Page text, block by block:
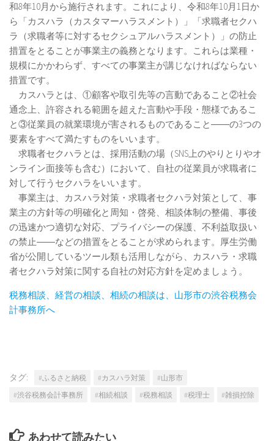
和8年10月から施行されます。これにより、令和8年10月1日か
ら「カスハラ（カスタマーハラスメント）」「求職者セクハ
ラ（求職者等に対するセクシュアルハラスメント）」の防止
措置をとることが事業主の義務となります。これらは業種・
規模にかかわらず、すべての事業主が講じなければならない
措置です。
カスハラとは、①顧客や取引先等の言動であること②社会
通念上、許容される範囲を超えた言動や手段・態様であるこ
と③従業員の就業環境が害されるものであること――の3つの
要素をすべて満たすものをいいます。
求職者セクハラとは、採用活動の場（SNS上のやりとりやオ
ンライン面接等も含む）において、自社の従業員が求職者に
対して行うセクハラをいいます。
事業主は、カスハラ対策・求職者セクハラ対策として、事
業主の方針等の明確化と周知・啓発、相談体制の整備、事後
の迅速かつ適切な対応、プライバシーの保護、不利益取扱い
の禁止――などの措置をとることが求められます。厚生労働
省が公開しているツール類も活用しながら、カスハラ・求職
者セクハラ対策に関する自社の対応方針を定めましょう。
税務相談、経営の相談、相続の相談は、山形市の渋谷税務会
計事務所へ
タグ: #ふるさと納税 #カスハラ対策
#山形市
#渋谷税務会計事務所
#相続相談 #税務相談 #税理士 #雑損控除
あわせて読みたい